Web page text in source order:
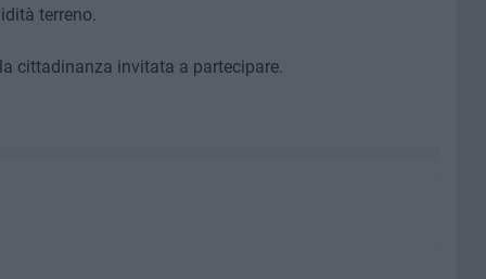
terreno.
cittadinanza invitata a partecipare.